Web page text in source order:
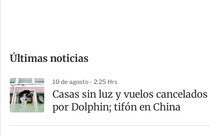
m
a
r
t
i
Últimas noticias
10 de agosto - 2:25 Hrs
Casas sin luz y vuelos cancelados
por Dolphin; tifón en China